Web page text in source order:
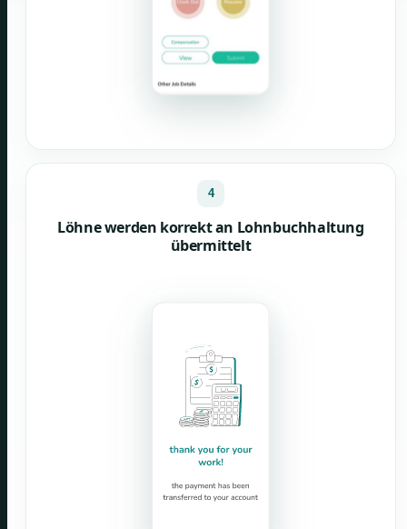
4
Löhne werden korrekt an Lohnbuchhaltung
übermittelt